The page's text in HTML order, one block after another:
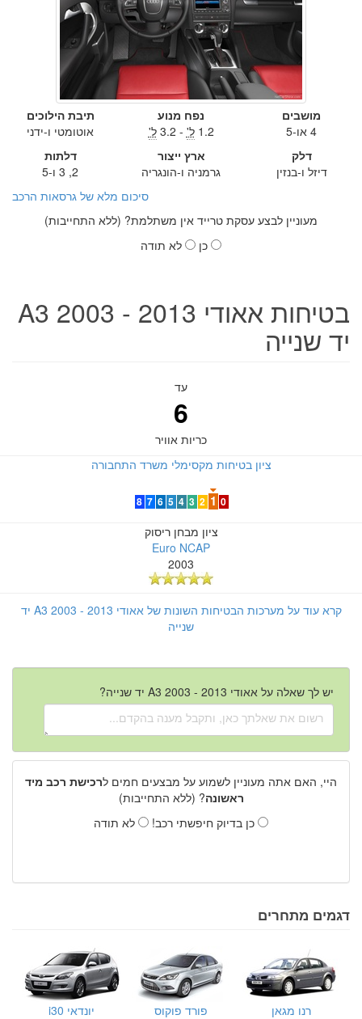
מושבים
4 או-5
נפח מנוע
1.2 ל' - 3.2 ל'
תיבת הילוכים
אוטומטי ו-ידני
דלק
דיזל ו-בנזין
ארץ ייצור
גרמניה ו-הונגריה
דלתות
2, 3 ו-5
סיכום מלא של גרסאות הרכב
מעוניין לבצע עסקת טרייד אין משתלמת? (ללא התחייבות)
כן
לא תודה
בטיחות אאודי A3 2003 - 2013
יד שנייה
עד
6
כריות אוויר
ציון בטיחות מקסימלי משרד התחבורה
0
1
2
3
4
5
6
7
8
ציון מבחן ריסוק
Euro NCAP
2003
קרא עוד על מערכות הבטיחות השונות של אאודי A3 2003 - 2013 יד
שנייה
יש לך שאלה על אאודי A3 2003 - 2013 יד שנייה?
היי, האם אתה מעוניין לשמוע על מבצעים חמים לרכישת רכב מיד
ראשונה? (ללא התחייבות)
כן בדיוק חיפשתי רכב!
לא תודה
דגמים מתחרים
רנו מגאן פורד פוקוס יונדאי i30